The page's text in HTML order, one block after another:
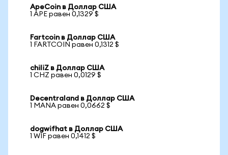
ApeCoin в Доллар США
1 APE равен 0,1329 $
Fartcoin в Доллар США
1 FARTCOIN равен 0,1312 $
chiliZ в Доллар США
1 CHZ равен 0,0129 $
Decentraland в Доллар США
1 MANA равен 0,0662 $
dogwifhat в Доллар США
1 WIF равен 0,1412 $